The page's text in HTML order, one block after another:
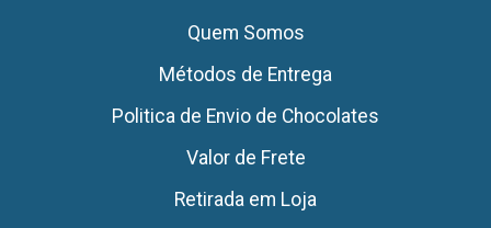
Quem Somos
Métodos de Entrega
Politica de Envio de Chocolates
Valor de Frete
Retirada em Loja